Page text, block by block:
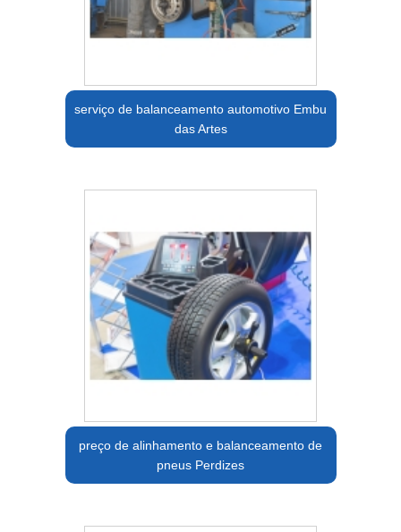
serviço de balanceamento automotivo Embu
das Artes
preço de alinhamento e balanceamento de
pneus Perdizes